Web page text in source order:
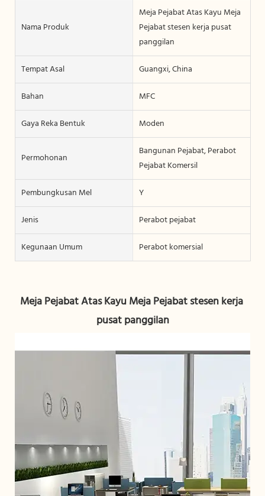
Nama Produk
Meja Pejabat Atas Kayu Meja
Pejabat stesen kerja pusat
panggilan
Tempat Asal
Guangxi, China
Bahan
MFC
Gaya Reka Bentuk
Moden
Permohonan
Bangunan Pejabat, Perabot
Pejabat Komersil
Pembungkusan Mel
Y
Jenis
Perabot pejabat
Kegunaan Umum
Perabot komersial
Meja Pejabat Atas Kayu Meja Pejabat stesen kerja
pusat panggilan